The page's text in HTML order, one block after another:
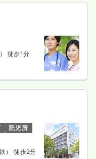
徒歩1分
託児所
） 徒歩2分